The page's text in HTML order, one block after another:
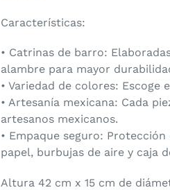
carrito
compra
Características:
• Catrinas de barro:
alambre para mayor
• Variedad de colores: Escoge
• Artesanía mexicana: Cada
artesanos mexicanos.
• Empaque seguro:
papel, burbujas de aire y caja
Altura 42 cm x 15 cm de